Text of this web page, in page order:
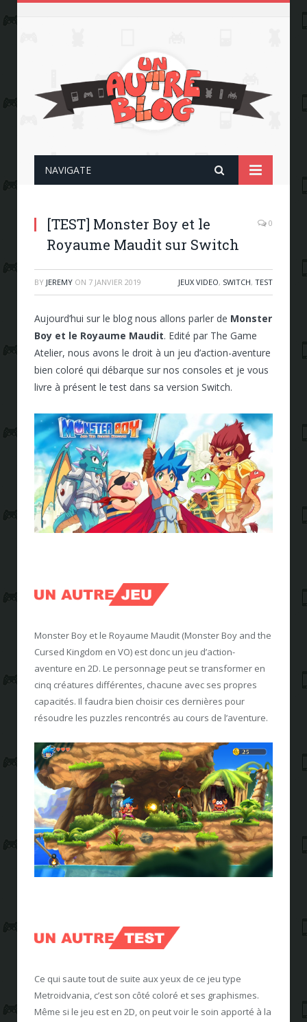
NAVIGATE
[TEST] Monster Boy et le
Royaume Maudit sur Switch
0
BY JEREMY ON 7 JANVIER 2019 JEUX VIDEO, SWITCH, TEST
Aujourd’hui sur le blog nous allons parler de Monster
Boy et le Royaume Maudit. Edité par The Game
Atelier, nous avons le droit à un jeu d’action-aventure
bien coloré qui débarque sur nos consoles et je vous
livre à présent le test dans sa version Switch.
Monster Boy et le Royaume Maudit (Monster Boy and the
Cursed Kingdom en VO) est donc un jeu d’action-
aventure en 2D. Le personnage peut se transformer en
cinq créatures différentes, chacune avec ses propres
capacités. Il faudra bien choisir ces dernières pour
résoudre les puzzles rencontrés au cours de l’aventure.
Ce qui saute tout de suite aux yeux de ce jeu type
Metroidvania, c’est son côté coloré et ses graphismes.
Même si le jeu est en 2D, on peut voir le soin apporté à la